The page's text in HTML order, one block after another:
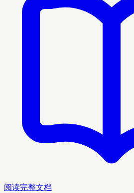
阅读完整文档